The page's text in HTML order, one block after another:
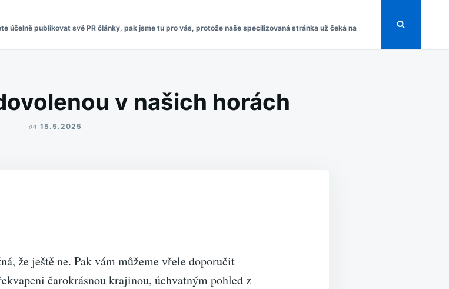
publikovat své PR články, pak jsme tu pro vás, protože naše specilizovaná stránka už čeká na
v našich horách
on 15.5.2025
že ještě ne. Pak vám můžeme vřele doporučit
čarokrásnou krajinou, úchvatným pohled z